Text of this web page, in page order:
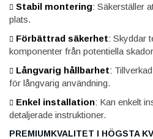
Stabil montering: Säkerställer
plats.
Förbättrad säkerhet: Skyddar
komponenter från potentiella
Långvarig hållbarhet:
för långvarig användning.
Enkel installation: Kan enkelt
detaljerade instruktioner.
PREMIUMKVALITET I HÖGSTA